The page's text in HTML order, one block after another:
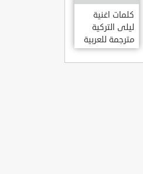
كلمات اغنية
ليلى التركية
مترجمة للعربية
غناء المطرب
مراد دالكليليتش